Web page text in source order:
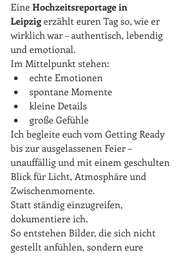
Eine Hochzeitsreportage in
Leipzig erzählt euren Tag so, wie er
wirklich war – authentisch, lebendig
und emotional.
Im Mittelpunkt stehen:
echte Emotionen
spontane Momente
kleine Details
große Gefühle
Ich begleite euch vom Getting Ready
bis zur ausgelassenen Feier –
unauffällig und mit einem geschulten
Blick für Licht, Atmosphäre und
Zwischenmomente.
Statt ständig einzugreifen,
dokumentiere ich.
So entstehen Bilder, die sich nicht
gestellt anfühlen, sondern eure